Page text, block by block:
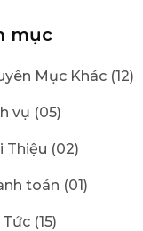
mục
Mục Khác (12)
vụ (05)
Thiệu (02)
toán (01)
(15)